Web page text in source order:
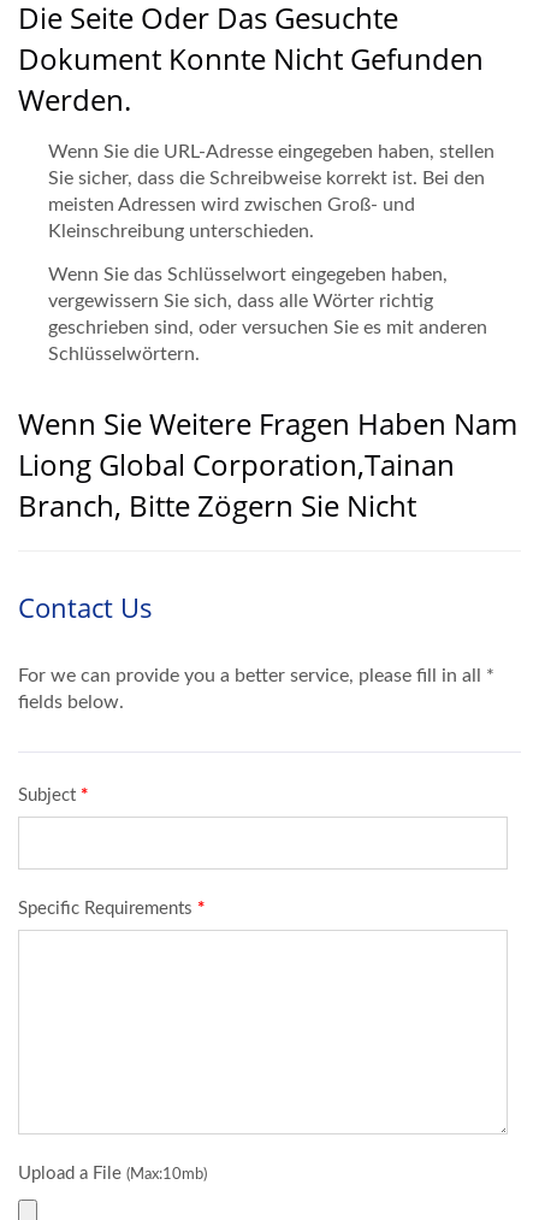
Die Seite Oder Das Gesuchte
Dokument Konnte Nicht Gefunden
Werden.
Wenn Sie die URL-Adresse eingegeben haben, stellen
Sie sicher, dass die Schreibweise korrekt ist. Bei den
meisten Adressen wird zwischen Groß- und
Kleinschreibung unterschieden.
Wenn Sie das Schlüsselwort eingegeben haben,
vergewissern Sie sich, dass alle Wörter richtig
geschrieben sind, oder versuchen Sie es mit anderen
Schlüsselwörtern.
Wenn Sie Weitere Fragen Haben Nam
Liong Global Corporation,Tainan
Branch, Bitte Zögern Sie Nicht